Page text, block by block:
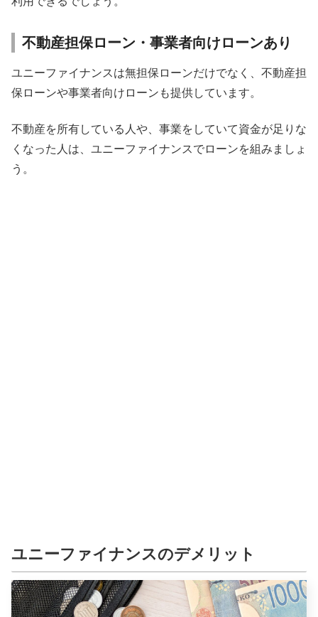
不動産担保ローン・事業者向けローンあり
ユニーファイナンスは無担保ローンだけでなく、不動産担
保ローンや事業者向けローンも提供しています。
不動産を所有している人や、事業をしていて資金が足りな
くなった人は、ユニーファイナンスでローンを組みましょ
う。
ユニーファイナンスのデメリット